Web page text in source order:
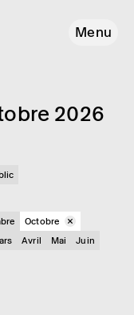
Menu
2026
Octobre
Avril Mai
Juin